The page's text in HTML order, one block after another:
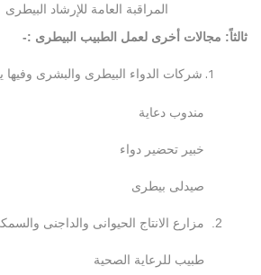
المراقبة العامة للإرشاد البيطرى
ثالثاً: مجالات أخرى لعمل الطبيب البيطرى :-
شركات الدواء البيطرى والبشرى
مندوب دعاية
خبير تحضير دواء
صيدلى بيطرى
طبيب للرعاية الصحية